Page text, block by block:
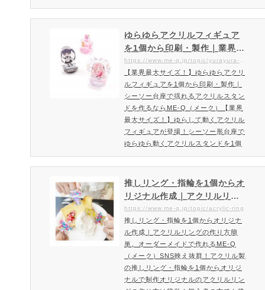
ださい。立体的なアクリルステージで
あなたのアクスタを魅力的に演出《1
個から作れます》コレクション・展
示・ショーケース用途におすすめ！ア
クリルフィギュア（アクリルスタン
タ）を魅力的に飾りませんか？アク…
ゆらゆらアクリルフィギュア
を1個から印刷・製作｜業界最
大サイズ！シーソー台座で揺
れるアクリルスタンドを作る
ならME-Q（メーク）
https://www.me-q.jp/topic/yurayura-acrylic-figure
【業界最大サイズ！】ゆらゆらアクリ
ルフィギュアを1個から印刷・製作｜
シーソー台座で揺れるアクリルスタン
ドを作るならME-Q（メーク）【業界
最大サイズ！】ゆらして動くアクリル
フィギュアが登場！シーソー形台座で
ゆらゆら動くアクリルスタンドを1個
から作成頂けます。ME-Qの「ゆらゆ
らアクリルフィギュア」は業界最大サ
イズで1個から作成頂けます。組み立
てれば、ゆらゆら動くアクリルフィギ
ュアが簡単作成。お好みのイラストや
す。またME-Qの「ゆらゆらアクリ…
推しリング・指輪を1個からオ
リジナル作成｜アクリルリン
グの作り方簡単。オーダーメ
イドで作れるME-Q（メーク）
https://www.me-q.jp/topic/acrylic-ring
推しリング・指輪を1個からオリジナ
ル作成｜アクリルリングの作り方簡
単。オーダーメイドで作れるME-Q
（メーク）SNS映え抜群！アクリル製
の推しリング・指輪を1個からオリジ
ナルで制作オリジナルのアクリルリン